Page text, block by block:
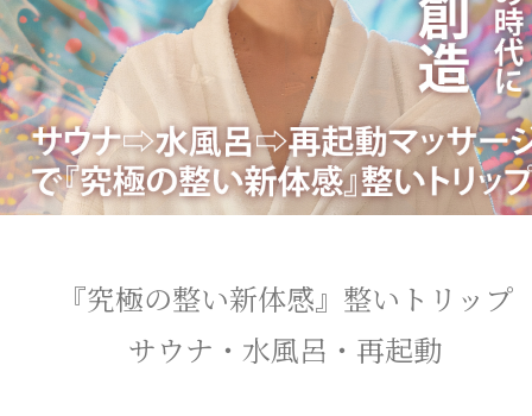
『究極の整い新体感』整いトリップ
サウナ・水風呂・再起動